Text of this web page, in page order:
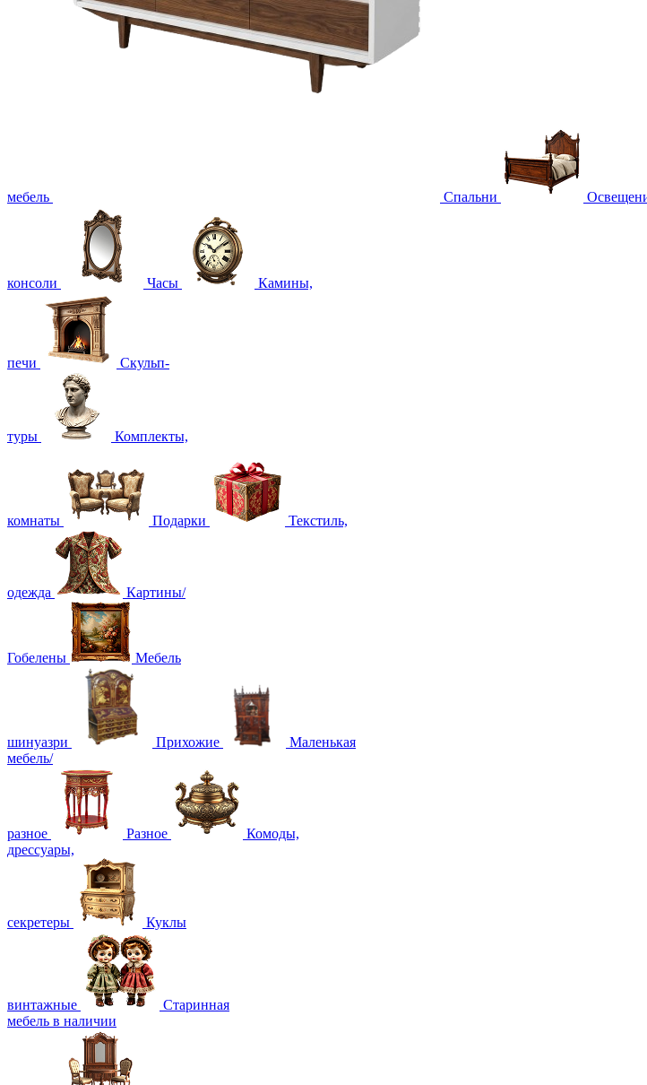
мебель Спальни
консоли Часы Камины,
печи Скульп-
туры Комплекты,
комнаты Подарки Текстиль,
одежда Картины/
Гобелены Мебель
шинуазри Прихожие
Маленькая
мебель/
разное Разное
Комоды,
дрессуары,
секретеры Куклы
винтажные
Старинная
мебель в наличии